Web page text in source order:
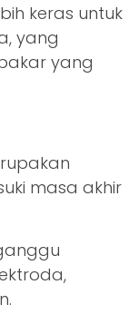
keras untuk
yang
yang
masa akhir